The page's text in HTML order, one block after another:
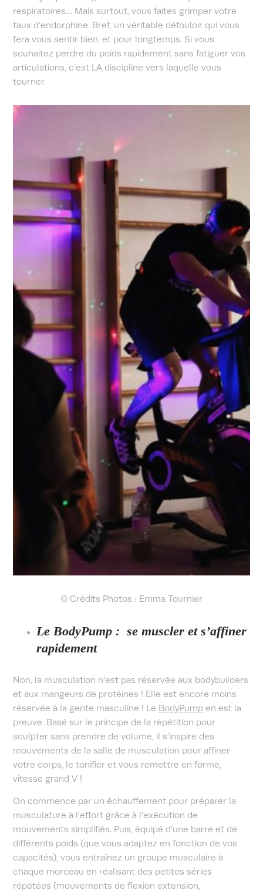
respiratoires… Mais surtout, vous faites grimper votre
taux d’endorphine. Bref, un véritable défouloir qui vous
fera vous sentir bien, et pour longtemps. Si vous
souhaitez perdre du poids rapidement sans fatiguer vos
articulations, c’est LA discipline vers laquelle vous
tourner.
© Crédits Photos : Emma Tournier
Le BodyPump : se muscler et s’affiner
rapidement
Non, la musculation n’est pas réservée aux bodybuilders
et aux mangeurs de protéines ! Elle est encore moins
réservée à la gente masculine ! Le BodyPump en est la
preuve. Basé sur le principe de la répétition pour
sculpter sans prendre de volume, il s’inspire des
mouvements de la salle de musculation pour affiner
votre corps, le tonifier et vous remettre en forme,
vitesse grand V !
On commence par un échauffement pour préparer la
musculature à l’effort grâce à l’exécution de
mouvements simplifiés. Puis, équipé d’une barre et de
différents poids (que vous adaptez en fonction de vos
capacités), vous entraînez un groupe musculaire à
chaque morceau en réalisant des petites séries
répétées (mouvements de flexion extension,